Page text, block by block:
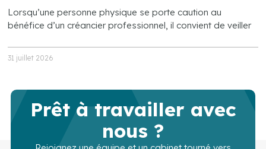
Lorsqu’une personne physique se porte caution au
bénéfice d’un créancier professionnel, il convient de veiller
31 juillet 2026
Prêt à travailler avec
nous ?